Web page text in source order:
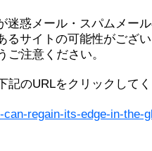
迷惑メール・スパムメー
るサイトの可能性がござ
注意ください。
記のURLをクリックして
regain-its-edge-in-the-